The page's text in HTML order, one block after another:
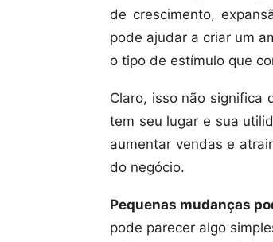
de crescimento,
pode ajudar a criar um
o tipo de estímulo que
Claro, isso não significa
tem seu lugar e sua
aumentar vendas e
do negócio.
Pequenas mudanças
pode parecer algo